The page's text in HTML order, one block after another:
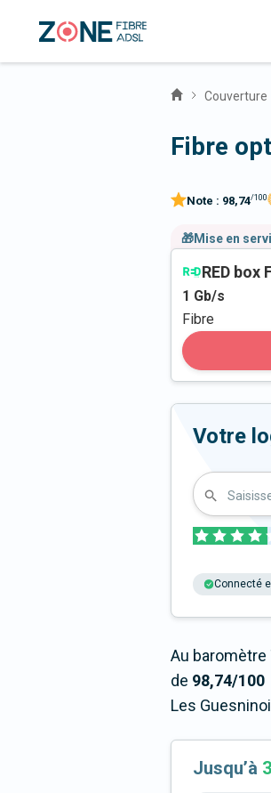
Couverture
Fibre
Note : 98,74/100
🎁Mise en
RED box
1 Gb/s
Fibre
Votre
Connecté
Au baromètre
de 98,74/100
Les
Jusqu’à